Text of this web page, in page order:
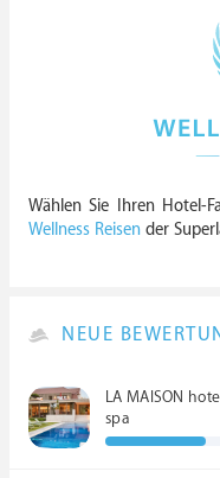
Wählen Sie Ihren Hotel-
Wellness Reisen der
NEUE
LA MAISON
spa